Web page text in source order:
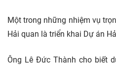
Một trong những nhiệm vụ
Hải quan là triển khai Dự án
Ông Lê Đức Thành cho biết